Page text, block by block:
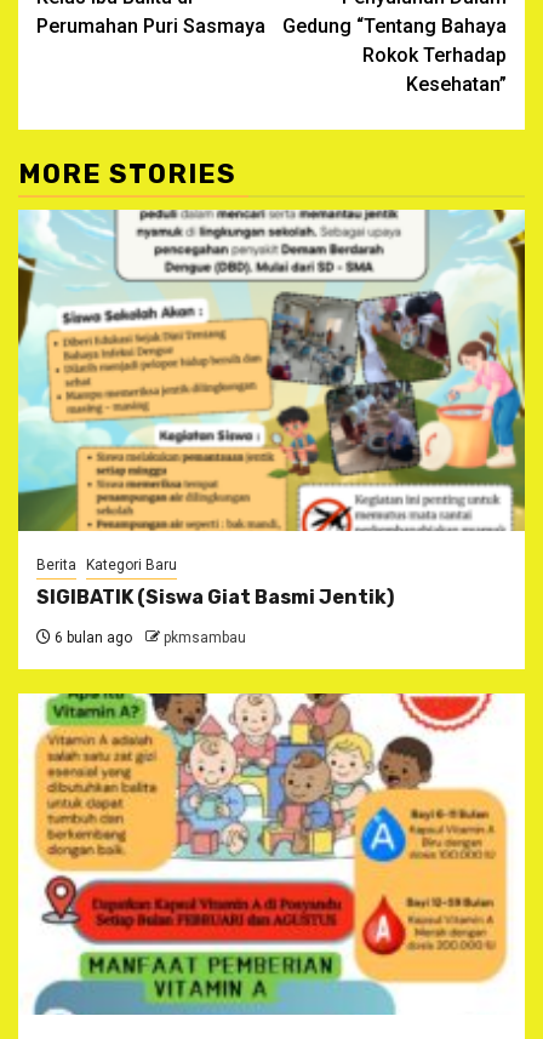
Reading
Perumahan Puri Sasmaya
Gedung “Tentang Bahaya
Rokok Terhadap
Kesehatan”
MORE STORIES
Berita Kategori Baru
SIGIBATIK (Siswa Giat Basmi Jentik)
6 bulan ago pkmsambau